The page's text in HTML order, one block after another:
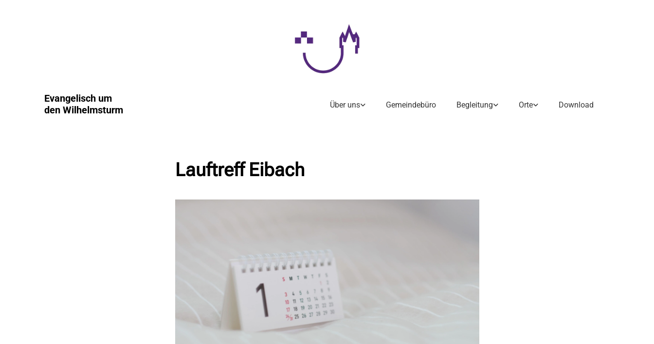
Evangelisch um
den Wilhelmsturm
Über uns Gemeindebüro Begleitung Orte Download
Lauftreff Eibach